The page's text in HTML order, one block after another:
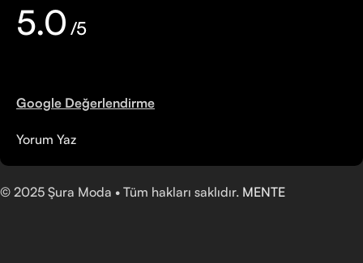
5.0 /5
Google Değerlendirme
Yorum Yaz
© 2025 Şura Moda • Tüm hakları saklıdır. MENTE